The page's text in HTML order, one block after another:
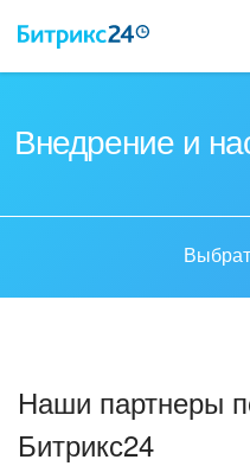
Внедрение и
Стать
Наши партнеры
Битрикс24